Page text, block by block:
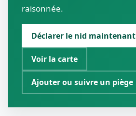
raisonnée.
Déclarer le nid maintenant
Voir la carte
Ajouter ou suivre un piège